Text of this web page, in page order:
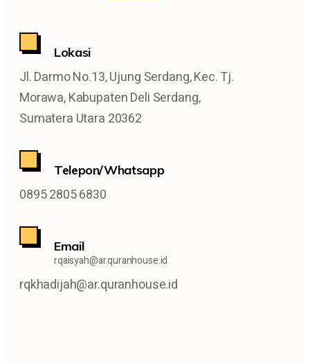
Lokasi
Jl. Darmo No.13, Ujung Serdang, Kec. Tj.
Morawa, Kabupaten Deli Serdang,
Sumatera Utara 20362
Telepon/Whatsapp
0895 2805 6830
Email
rqaisyah@ar.quranhouse.id
rqkhadijah@ar.quranhouse.id